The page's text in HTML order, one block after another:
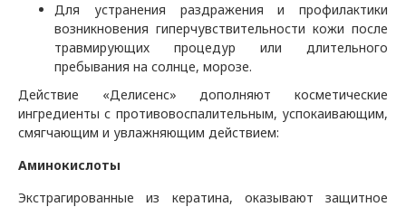
Для устранения раздражения и профилактики
возникновения гиперчувствительности кожи после
травмирующих процедур или длительного
пребывания на солнце, морозе.
Действие «Делисенс» дополняют косметические
ингредиенты с противовоспалительным, успокаивающим,
смягчающим и увлажняющим действием:
Аминокислоты
Экстрагированные из кератина, оказывают защитное